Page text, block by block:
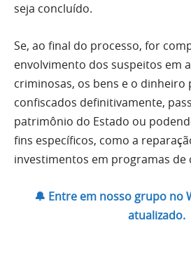
seja concluído.
Se, ao final do processo, for
envolvimento dos suspeitos em
criminosas, os bens e o dinheiro
confiscados definitivamente,
patrimônio do Estado ou
fins específicos, como a
investimentos em programas de
🔔 Entre em nosso grupo no
atualizado.